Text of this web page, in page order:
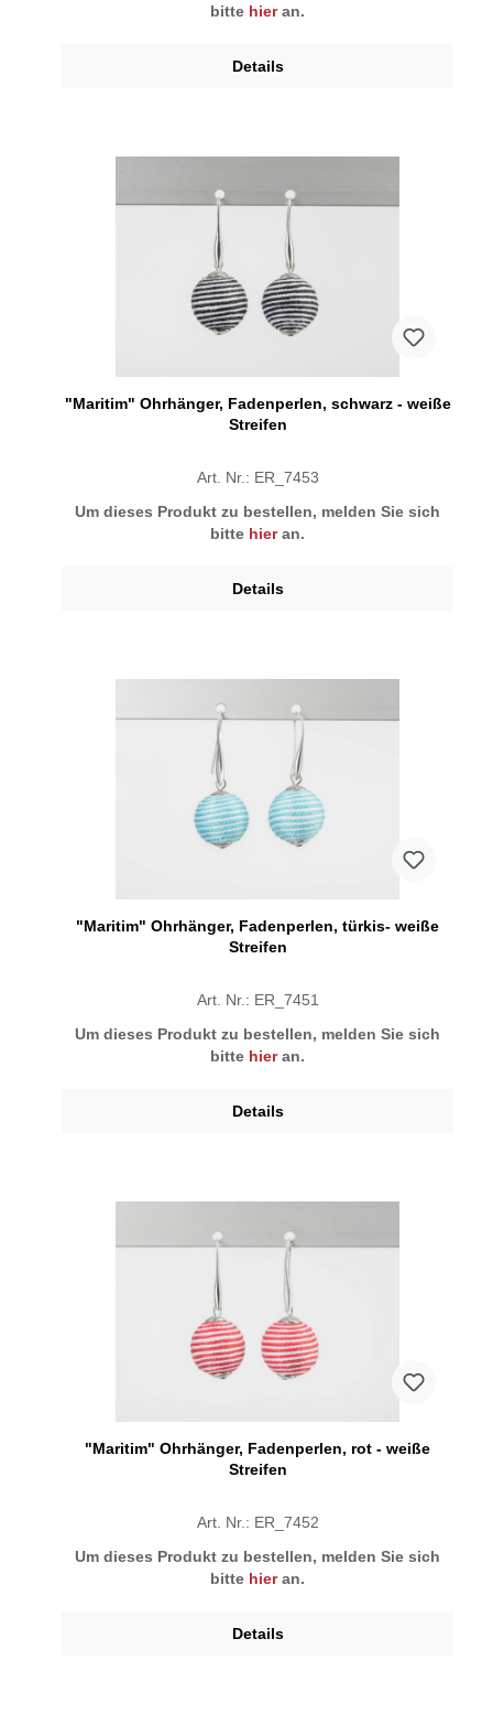
bitte hieran.
Details
"Maritim" Ohrhänger, Fadenperlen, schwarz - weiße
Streifen
Art. Nr.: ER_7453
Um dieses Produkt zu bestellen, melden Sie sich
bitte hieran.
Details
"Maritim" Ohrhänger, Fadenperlen, türkis- weiße
Streifen
Art. Nr.: ER_7451
Um dieses Produkt zu bestellen, melden Sie sich
bitte hieran.
Details
"Maritim" Ohrhänger, Fadenperlen, rot - weiße
Streifen
Art. Nr.: ER_7452
Um dieses Produkt zu bestellen, melden Sie sich
bitte hieran.
Details